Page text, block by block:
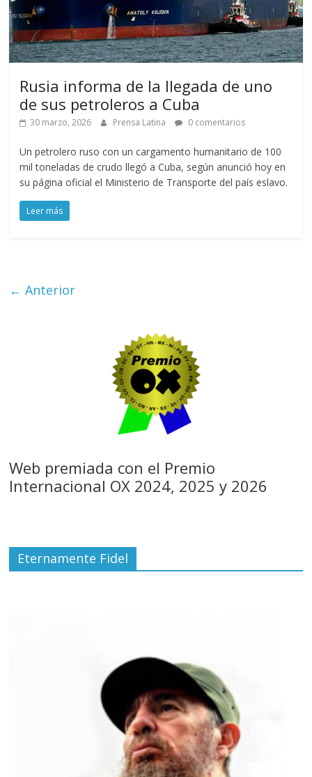
Rusia informa de la llegada de uno
de sus petroleros a Cuba
30 marzo, 2026 Prensa Latina 0 comentarios
Un petrolero ruso con un cargamento humanitario de 100
mil toneladas de crudo llegó a Cuba, según anunció hoy en
su página oficial el Ministerio de Transporte del país eslavo.
Leer más
← Anterior
Web premiada con el Premio
Internacional OX 2024, 2025 y 2026
Eternamente Fidel